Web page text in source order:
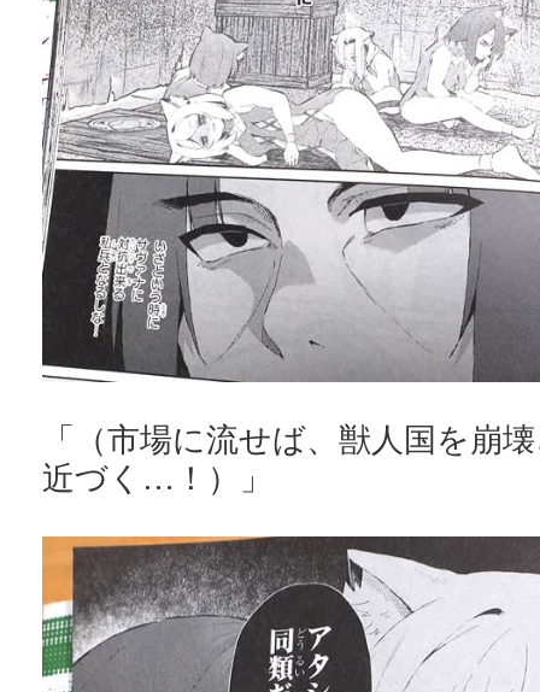
「（市場に流せば、獣人国を崩
近づく…！）」